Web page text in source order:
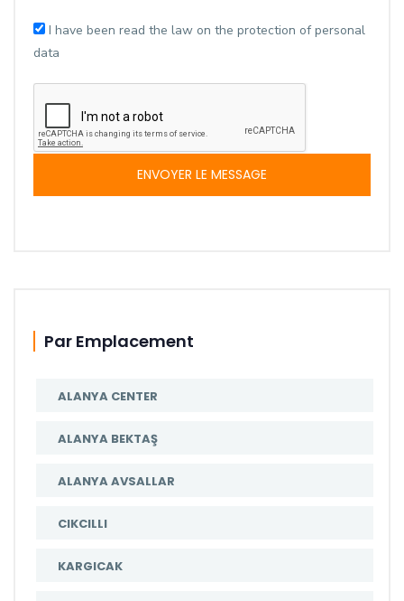
I have been read the law on the protection of personal
data
ENVOYER LE MESSAGE
Par Emplacement
ALANYA CENTER
ALANYA BEKTAŞ
ALANYA AVSALLAR
CIKCILLI
KARGICAK